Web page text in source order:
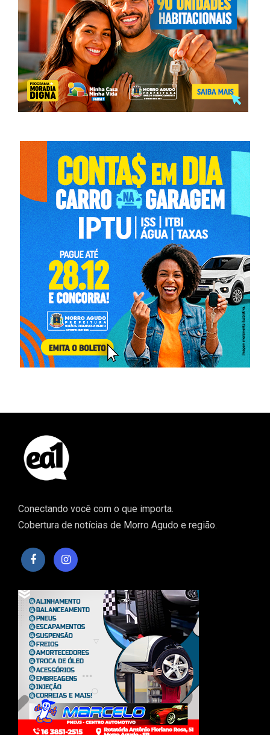
Conectando você com o que importa.
Cobertura de notícias de Morro Agudo e região.